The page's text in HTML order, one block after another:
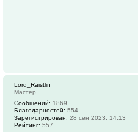
Lord_Raistlin
Мастер
Сообщений: 1869
Благодарностей: 554
Зарегистрирован: 28 сен 2023, 14:13
Рейтинг: 557